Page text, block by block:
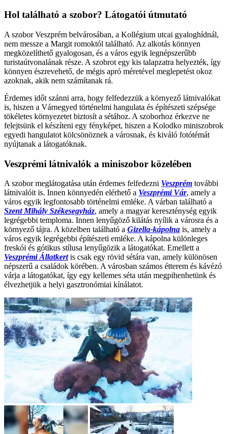
Hol található a szobor? Látogatói útmutató
A szobor Veszprém belvárosában, a Kollégium utcai gyaloghídnál,
nem messze a Margit romoktól található. Az alkotás könnyen
megközelíthető gyalogosan, és a város egyik legnépszerűbb
turistaútvonalának része. A szobrot egy kis talapzatra helyezték, így
könnyen észrevehető, de mégis apró méretével meglepetést okoz
azoknak, akik nem számítanak rá.
Érdemes időt szánni arra, hogy felfedezzük a környező látnivalókat
is, hiszen a Várnegyed történelmi hangulata és építészeti szépsége
tökéletes környezetet biztosít a sétához. A szoborhoz érkezve ne
felejtsünk el készíteni egy fényképet, hiszen a Kolodko miniszobrok
egyedi hangulatot kölcsönöznek a városnak, és kiváló fotótémát
nyújtanak a látogatóknak.
Veszprémi látnivalók a miniszobor közelében
A szobor meglátogatása után érdemes felfedezni Veszprém további
látnivalóit is. Innen könnyedén elérhető a Veszprémi Vár, amely a
város egyik legfontosabb történelmi emléke. A várban található a
Szent Mihály Székesegyház, amely a magyar kereszténység egyik
legrégebbi temploma. Innen lenyűgöző kilátás nyílik a városra és a
környező tájra. A közelben található a Gizella-kápolna is, amely a
város egyik legrégebbi építészeti emléke. A kápolna különleges
freskói és gótikus stílusa lenyűgözik a látogatókat. Emellett a
Veszprémi Állatkertis csak egy rövid sétára van, amely különösen
népszerű a családok körében. A városban számos étterem és kávézó
várja a látogatókat, így egy kellemes séta után megpihenhetünk és
élvezhetjük a helyi gasztronómiai kínálatot.